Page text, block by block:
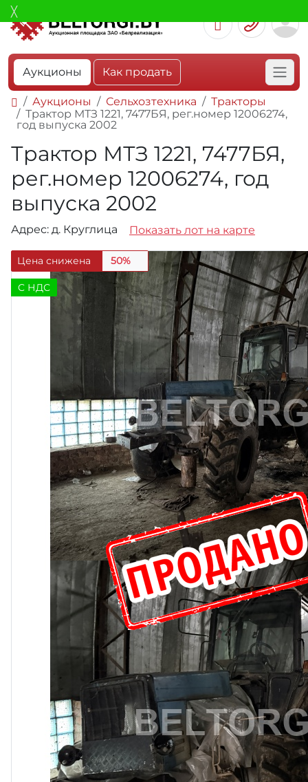
Аукционы Как продать
Аукционы Сельхозтехника
Тракторы
Трактор МТЗ 1221, 7477БЯ, рег.номер 12006274,
год выпуска 2002
Трактор МТЗ 1221, 7477БЯ,
рег.номер 12006274, год
выпуска 2002
Адрес: д. Круглица Показать лот на карте
Цена снижена 50%
C НДС